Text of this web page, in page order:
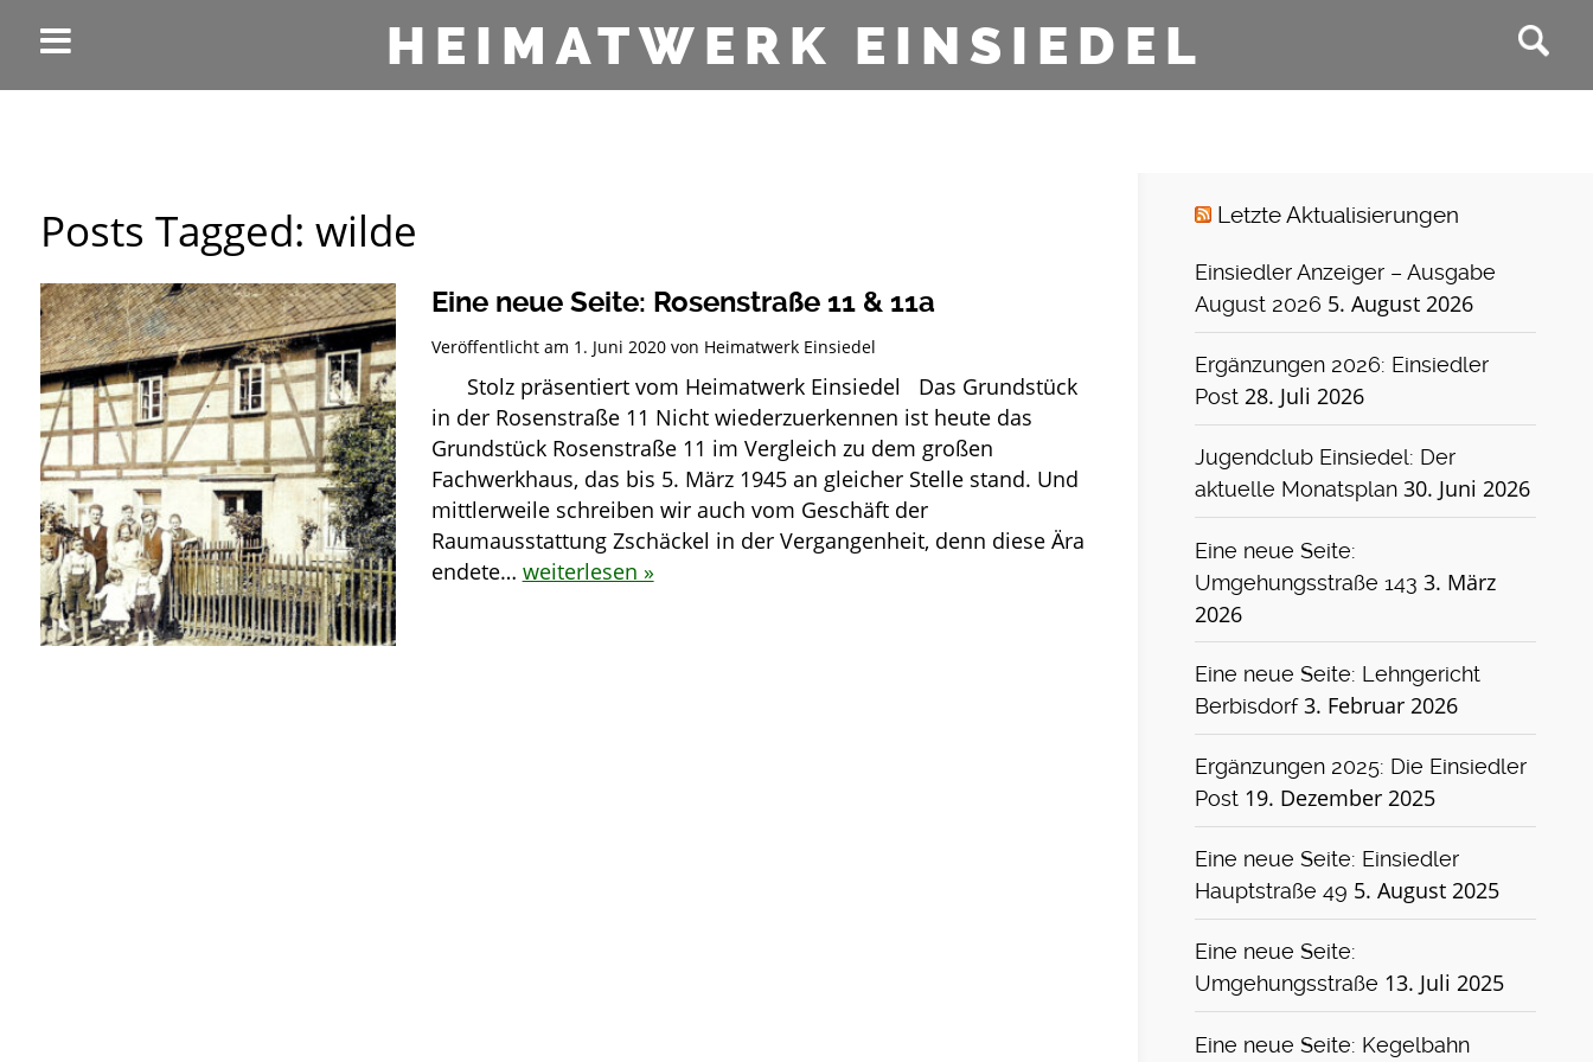
HEIMATWERK EINSIEDEL
Posts Tagged: wilde
Eine neue Seite: Rosenstraße 11 & 11a
Veröffentlicht am 1. Juni 2020von Heimatwerk Einsiedel
Stolz präsentiert vom Heimatwerk Einsiedel Das Grundstück
in der Rosenstraße 11 Nicht wiederzuerkennen ist heute das
Grundstück Rosenstraße 11 im Vergleich zu dem großen
Fachwerkhaus, das bis 5. März 1945 an gleicher Stelle stand. Und
mittlerweile schreiben wir auch vom Geschäft der
Raumausstattung Zschäckel in der Vergangenheit, denn diese Ära
endete… weiterlesen »
Letzte Aktualisierungen
Einsiedler Anzeiger – Ausgabe
August 2026 5. August 2026
Ergänzungen 2026: Einsiedler
Post 28. Juli 2026
Jugendclub Einsiedel: Der
aktuelle Monatsplan 30. Juni 2026
Eine neue Seite:
Umgehungsstraße 143 3. März
2026
Eine neue Seite: Lehngericht
Berbisdorf 3. Februar 2026
Ergänzungen 2025: Die Einsiedler
Post 19. Dezember 2025
Eine neue Seite: Einsiedler
Hauptstraße 49 5. August 2025
Eine neue Seite:
Umgehungsstraße 13. Juli 2025
Eine neue Seite: Kegelbahn